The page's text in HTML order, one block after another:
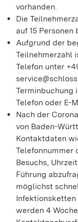
vorhanden.
Die
auf 15 Personen
Aufgrund der
Teilnehmerzahl
Telefon unter
Terminbuchung
Telefon oder E-
Nach der
von Baden-
Kontaktdaten
Telefonnummer
Besuchs,
Führung
möglichst
Infektionsketten
werden 4